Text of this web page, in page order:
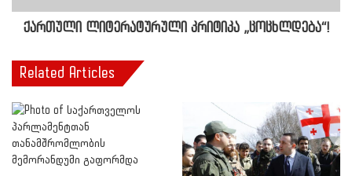
ქართული ლიტერატურული კრიტიკა „ცოცხლდება“!
Related Articles